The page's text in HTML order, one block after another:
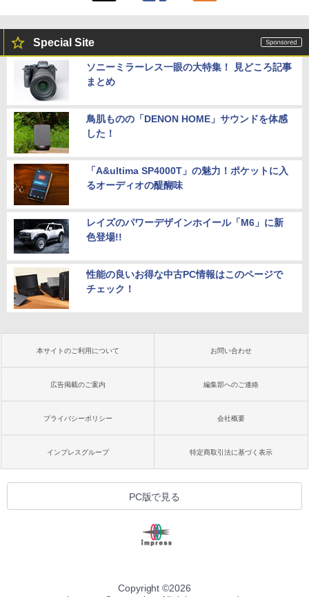
Special Site
ソニーミラーレス一眼の大特集！ 見どころ記事
まとめ
鳥肌ものの「DENON HOME」サウンドを体感
した！
「A&ultima SP4000T」の魅力！ポケットに入
るオーディオの醍醐味
レイズのパワーデザインホイール「M6」に新
色登場!!
性能の良いお得な中古PC情報はこのページで
チェック！
本サイトのご利用について お問い合わせ
広告掲載のご案内 編集部へのご連絡
プライバシーポリシー 会社概要
インプレスグループ 特定商取引法に基づく表示
PC版で見る
Copyright ©2026